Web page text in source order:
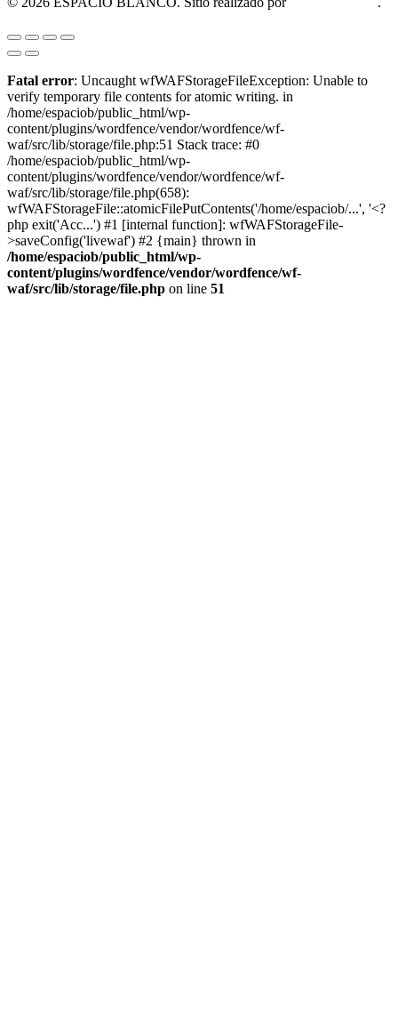
Fatal error: Uncaught wfWAFStorageFileException: Unable to
verify temporary file contents for atomic writing. in
/home/espaciob/public_html/wp-
content/plugins/wordfence/vendor/wordfence/wf-
waf/src/lib/storage/file.php:51 Stack trace: #0
/home/espaciob/public_html/wp-
content/plugins/wordfence/vendor/wordfence/wf-
waf/src/lib/storage/file.php(658):
wfWAFStorageFile::atomicFilePutContents('/home/espaciob/...', '<?
php exit('Acc...') #1 [internal function]: wfWAFStorageFile-
>saveConfig('livewaf') #2 {main} thrown in
/home/espaciob/public_html/wp-
content/plugins/wordfence/vendor/wordfence/wf-
waf/src/lib/storage/file.php on line 51